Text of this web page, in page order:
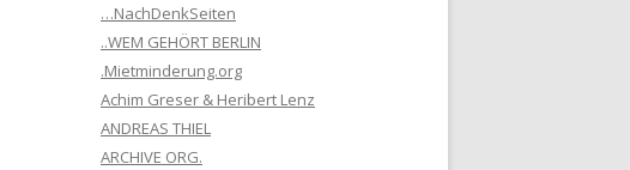
…NachDenkSeiten
..WEM GEHÖRT BERLIN
.Mietminderung.org
Achim Greser & Heribert Lenz
ANDREAS THIEL
ARCHIVE ORG.